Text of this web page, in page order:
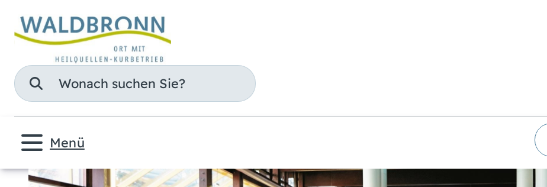
Suche
Menü